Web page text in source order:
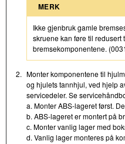
MERK
Ikke gjenbruk gamle
skruene kan føre til redusert
bremsekomponentene.
2. Monter komponentene til
og hjulets tannhjul, ved hjelp
servicedeler. Se
a. Monter ABS-lageret først.
b. ABS-lageret er montert på
c. Monter vanlig lager med
d. Vanlig lager monteres på